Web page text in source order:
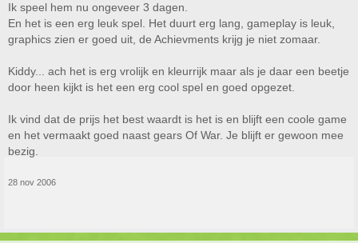
Ik speel hem nu ongeveer 3 dagen.
En het is een erg leuk spel. Het duurt erg lang, gameplay is leuk,
graphics zien er goed uit, de Achievments krijg je niet zomaar.
Kiddy... ach het is erg vrolijk en kleurrijk maar als je daar een beetje
door heen kijkt is het een erg cool spel en goed opgezet.
Ik vind dat de prijs het best waardt is het is en blijft een coole game
en het vermaakt goed naast gears Of War. Je blijft er gewoon mee
bezig.
28 nov 2006